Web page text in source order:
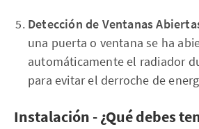
Detección de Ventanas
una puerta o ventana se ha
automáticamente el radiador
para evitar el derroche de
Instalación - ¿Qué debes